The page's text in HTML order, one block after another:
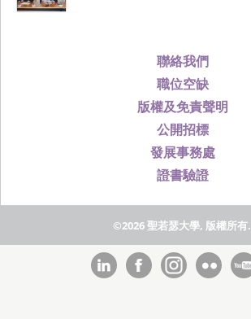
聯絡我們
職位空缺
版權及免責聲明
公開招標
發展事務處
證書驗證
©2026 聖若瑟大學, 版權所有.